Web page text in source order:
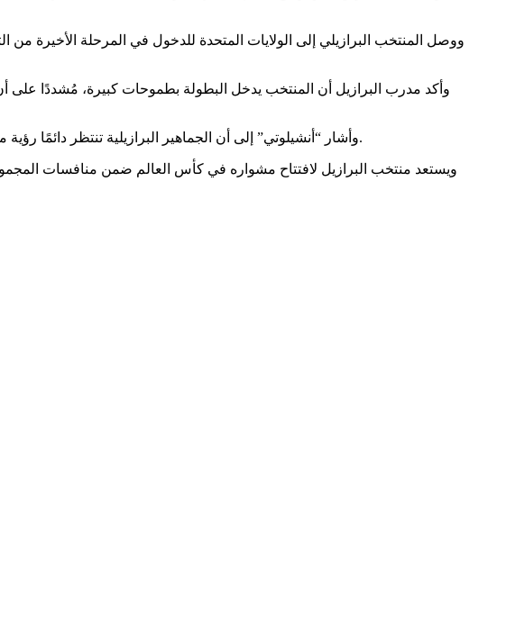
ووصل المنتخب البرازيلي إلى الولايات المتحدة للدخول في المرحلة الأخيرة
وأكد مدرب البرازيل أن المنتخب يدخل البطولة بطموحات كبيرة، مُشددًا
وأشار “أنشيلوتي” إلى أن الجماهير البرازيلية تنتظر دائمًا رؤية منتخبها في أفضل صورة، وهو ما يدفع اللاعبين والجهاز الفني لبذل أقصى جهد ممكن قبل ضربة البداية الرسمية للمونديال.
ويستعد منتخب البرازيل لافتتاح مشواره في كأس العالم ضمن منافسات